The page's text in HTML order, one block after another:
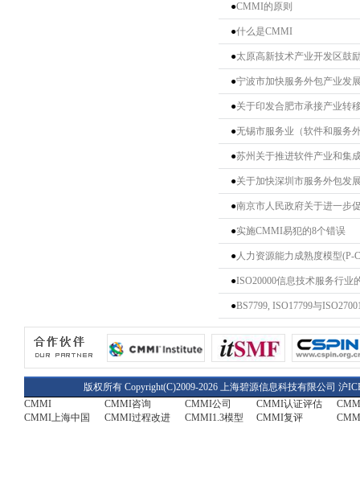
●CMMI的原则
●什么是CMMI
●太原高新技术产业开发区鼓
●宁波市加快服务外包产业发
●关于印发合肥市承接产业转
●无锡市服务业（软件和服务
●苏州关于推进软件产业和集
●关于加快深圳市服务外包发
●南京市人民政府关于进一步
●实施CMMI易犯的8个错误
●人力资源能力成熟度模型(P-
●ISO20000信息技术服务行业
●BS7799, ISO17799与
版权所有 Copyright(C)2009-2026 上海碧源信息科技有限公司 沪
CMMI
CMMI咨询 CMMI公司 CMMI认证评估
CMMI上海中国
CMMI过程改进 CMMI1.3模型 CMMI复评